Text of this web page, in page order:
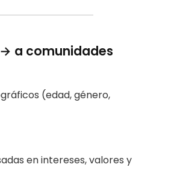
a comunidades
(edad, género,
en intereses, valores y